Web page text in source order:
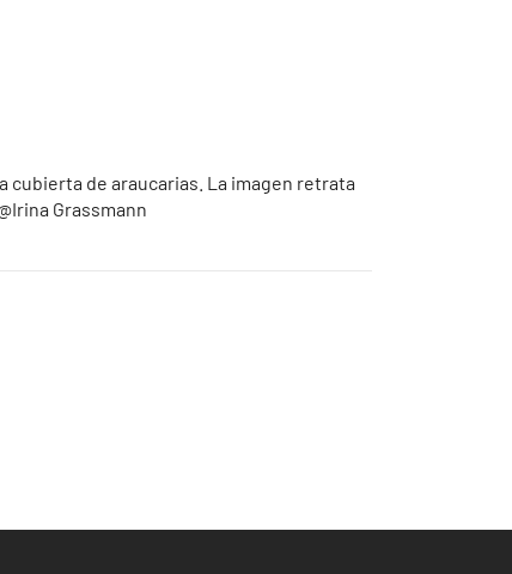
cubierta de araucarias. La imagen retrata
Grassmann